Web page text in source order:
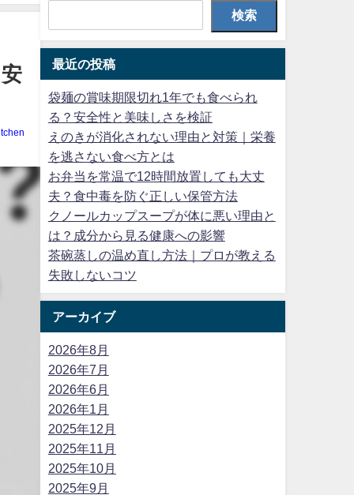
検索
最近の投稿
袋麺の賞味期限切れ1年でも食べられ
る？安全性と美味しさを検証
えのきが消化されない理由と対策｜栄養
を逃さない食べ方とは
お弁当を常温で12時間放置しても大丈
夫？食中毒を防ぐ正しい保管方法
クノールカップスープが体に悪い理由と
は？成分から見る健康への影響
茶碗蒸しの温め直し方法｜プロが教える
失敗しないコツ
アーカイブ
2026年8月
2026年7月
2026年6月
2026年1月
2025年12月
2025年11月
2025年10月
2025年9月